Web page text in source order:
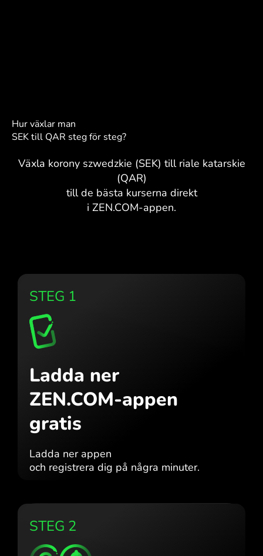
Hur växlar man
SEK till QAR steg för steg?
Växla korony szwedzkie (SEK) till riale katarskie
(QAR)
till de bästa kurserna direkt
i ZEN.COM-appen.
STEG 1
Ladda ner
ZEN.COM-appen
gratis
Ladda ner appen
och registrera dig på några minuter.
STEG 2